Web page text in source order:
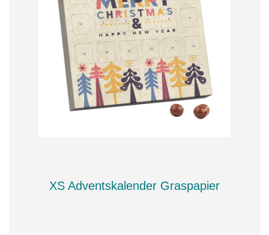
XS Adventskalender Graspapier